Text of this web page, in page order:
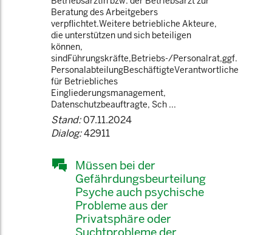
Beratung des Arbeitgebers
verpflichtet.Weitere betriebliche Akteure,
die unterstützen und sich beteiligen
können,
sindFührungskräfte,Betriebs-/Personalrat,ggf.
PersonalabteilungBeschäftigteVerantwortliche
für Betriebliches
Eingliederungsmanagement,
Datenschutzbeauftragte, Sch ...
Stand:07.11.2024
Dialog:42911
Müssen bei der
Gefährdungsbeurteilung
Psyche auch psychische
Probleme aus der
Privatsphäre oder
Suchtprobleme der